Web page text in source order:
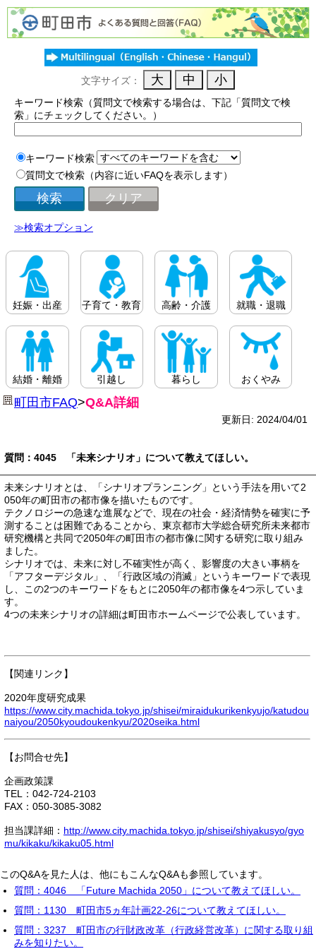
文字サイズ：
キーワード検索（質問文で検索する場合は、下記「質問文で検
索」にチェックしてください。）
キーワード検索
質問文で検索（内容に近いFAQを表示します）
≫検索オプション
妊娠・出産 子育て・教育 高齢・介護 就職・退職
結婚・離婚 引越し 暮らし おくやみ
町田市FAQ>Q&A詳細
更新日: 2024/04/01
質問：4045 「未来シナリオ」について教えてほしい。
未来シナリオとは、「シナリオプランニング」という手法を用いて2
050年の町田市の都市像を描いたものです。
テクノロジーの急速な進展などで、現在の社会・経済情勢を確実に予
測することは困難であることから、東京都市大学総合研究所未来都市
研究機構と共同で2050年の町田市の都市像に関する研究に取り組み
ました。
シナリオでは、未来に対し不確実性が高く、影響度の大きい事柄を
「アフターデジタル」、「行政区域の消滅」というキーワードで表現
し、この2つのキーワードをもとに2050年の都市像を4つ示していま
す。
4つの未来シナリオの詳細は町田市ホームページで公表しています。
【関連リンク】
2020年度研究成果
https://www.city.machida.tokyo.jp/shisei/miraidukurikenkyujo/katudou
naiyou/2050kyoudoukenkyu/2020seika.html
【お問合せ先】
企画政策課
TEL：042-724-2103
FAX：050-3085-3082
担当課詳細： http://www.city.machida.tokyo.jp/shisei/shiyakusyo/gyo
mu/kikaku/kikaku05.html
このQ&Aを見た人は、他にもこんなQ&Aも参照しています。
質問：4046 「Future Machida 2050」について教えてほしい。
質問：1130 町田市5ヵ年計画22-26について教えてほしい。
質問：3237 町田市の行財政改革（行政経営改革）に関する取り組
みを知りたい。